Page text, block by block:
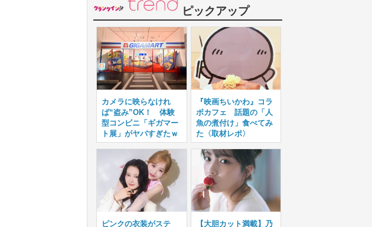
ピックアップ
カメラに映らなけれ
ば“盗み”OK！ 体験
型コンビニ「ギガマー
ト展」がヤバすぎたｗ
『映画ちいかわ』コラ
ボカフェ 話題の「人
魚の煮付け」食べてみ
た〈取材レポ〉
ピンクの衣装がステ 【大胆カット満載】乃